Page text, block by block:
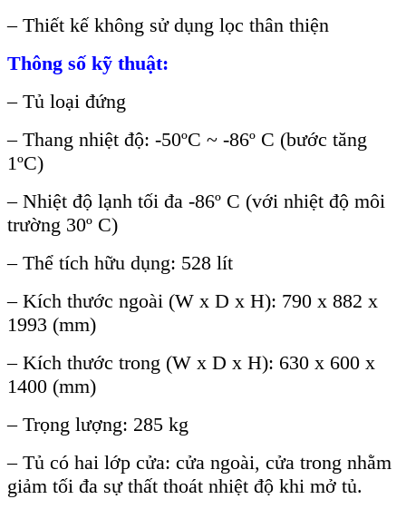
– Thiết kế không sử dụng lọc thân thiện
Thông số kỹ thuật:
– Tủ loại đứng
– Thang nhiệt độ: -50ºC ~ -86º C (bước tăng
1ºC)
– Nhiệt độ lạnh tối đa -86º C (với nhiệt độ môi
trường 30º C)
– Thể tích hữu dụng: 528 lít
– Kích thước ngoài (W x D x H): 790 x 882 x
1993 (mm)
– Kích thước trong (W x D x H): 630 x 600 x
1400 (mm)
– Trọng lượng: 285 kg
– Tủ có hai lớp cửa: cửa ngoài, cửa trong nhằm
giảm tối đa sự thất thoát nhiệt độ khi mở tủ.